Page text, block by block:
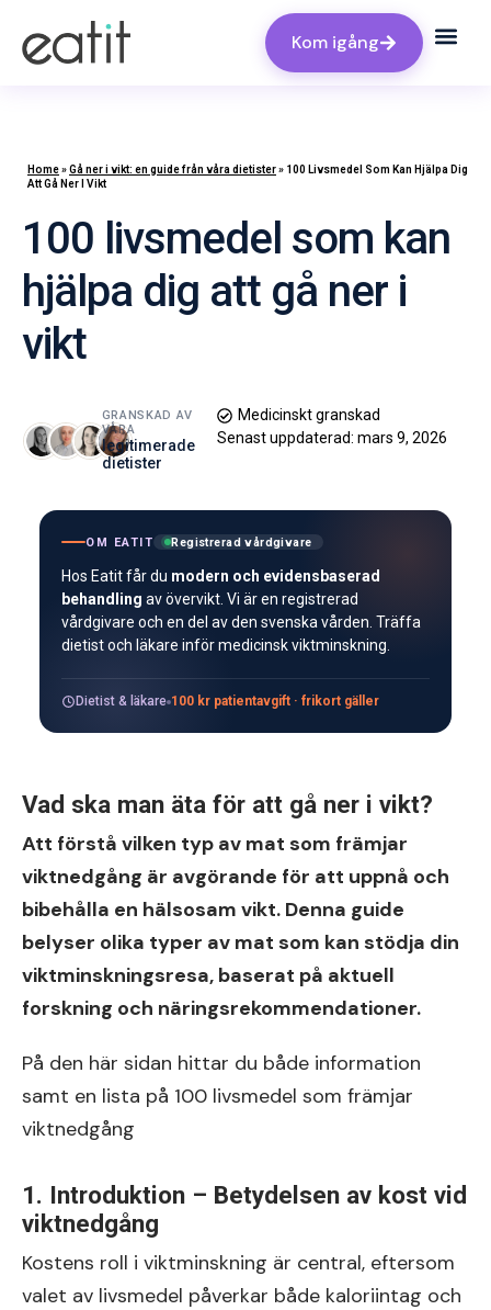
Kom igång
Home»Gå ner i vikt: en guide från våra dietister» 100 Livsmedel Som Kan Hjälpa Dig
Att Gå Ner I Vikt
100 livsmedel som kan
hjälpa dig att gå ner i
vikt
GRANSKAD AV
VÅRA
legitimerade
dietister
Medicinskt granskad
Senast uppdaterad: mars 9, 2026
OM EATIT Registrerad vårdgivare
Hos Eatit får du modern och evidensbaserad
behandling av övervikt. Vi är en registrerad
vårdgivare och en del av den svenska vården. Träffa
dietist och läkare inför medicinsk viktminskning.
Dietist & läkare 100 kr patientavgift · frikort gäller
Vad ska man äta för att gå ner i vikt?
Att förstå vilken typ av mat som främjar
viktnedgång är avgörande för att uppnå och
bibehålla en hälsosam vikt. Denna guide
belyser olika typer av mat som kan stödja din
viktminskningsresa, baserat på aktuell
forskning och näringsrekommendationer.
På den här sidan hittar du både information
samt en lista på 100 livsmedel som främjar
viktnedgång
1. Introduktion – Betydelsen av kost vid
viktnedgång
Kostens roll i viktminskning är central, eftersom
valet av livsmedel påverkar både kaloriintag och